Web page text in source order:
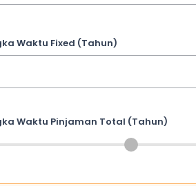
Waktu Fixed (Tahun)
Waktu Pinjaman Total (Tahun)